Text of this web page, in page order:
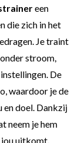
een
die zich in het
Je traint
stroom,
De
waardoor je de
en doel. Dankzij
neem je hem
jou uitkomt.